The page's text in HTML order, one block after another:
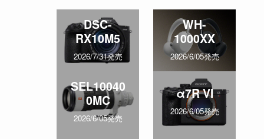
DSC-
RX10M5
2026/7/31発売
WH-
1000XX
2026/6/05発売
SEL10040
0MC
2026/6/05発売
α7R VI
2026/6/05発売